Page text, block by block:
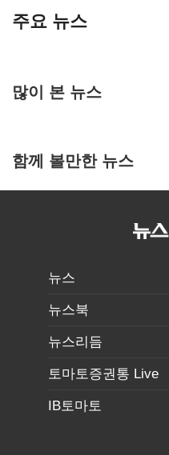
주요 뉴스
많이 본 뉴스
함께 볼만한 뉴스
뉴스
뉴스북
뉴스리듬
토마토증권통 Live
IB토마토